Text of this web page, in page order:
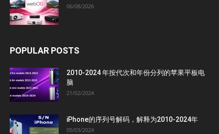
06/08/2026
POPULAR POSTS
2010-2024 年按代次和年份分列的苹果平板电
脑
21/02/2024
iPhone的序列号解码，解释为2010-2024年
05/03/2024